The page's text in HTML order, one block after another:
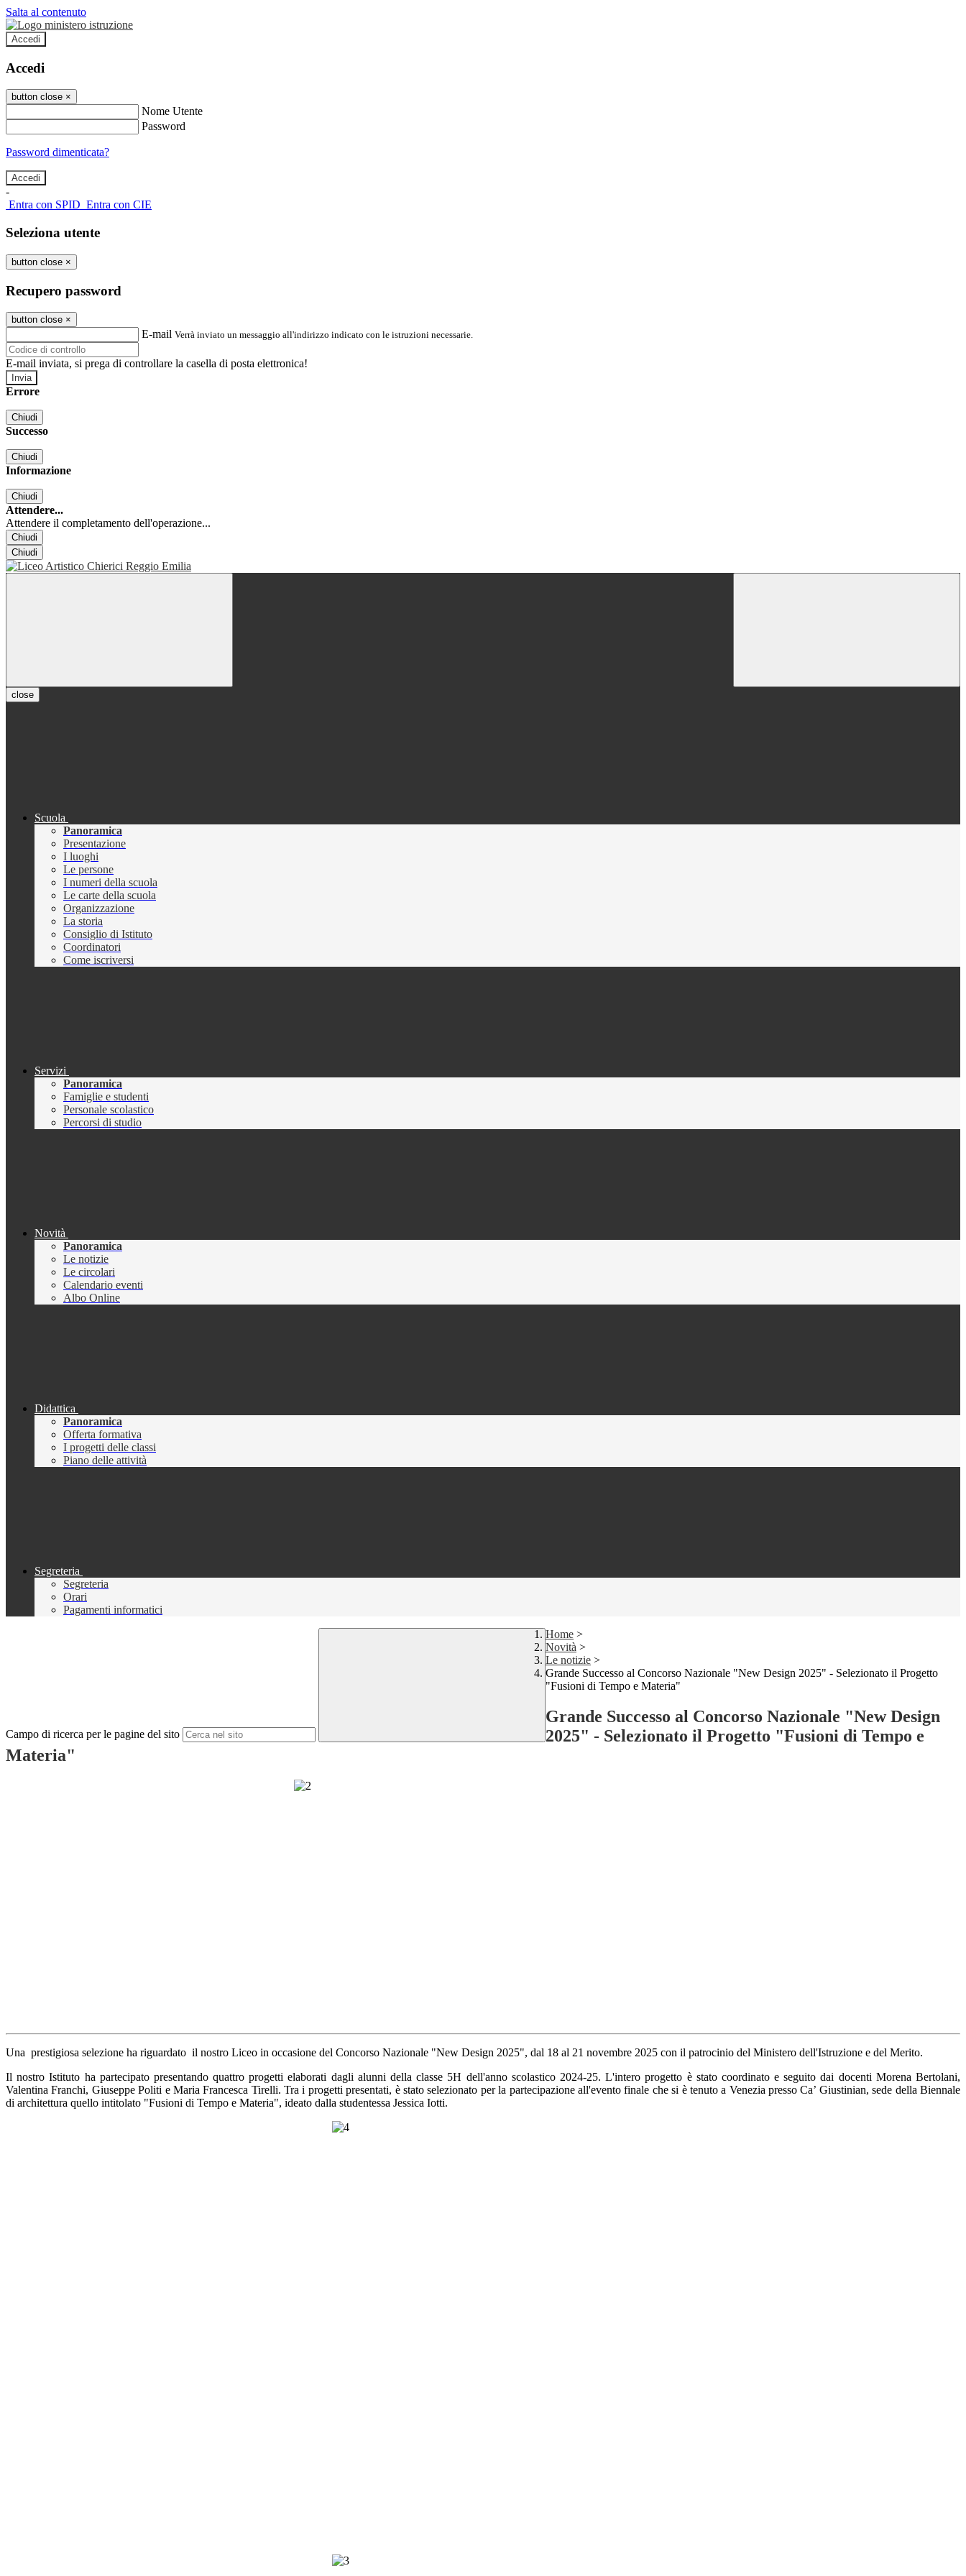
Salta al contenuto
Accedi
Accedi
button close ×
Nome Utente
Password
Password dimenticata?
-
Entra con SPID Entra con CIE
Seleziona utente
button close ×
Recupero password
button close ×
E-mail Verrà inviato un messaggio all'indirizzo indicato con le istruzioni necessarie.
E-mail inviata, si prega di controllare la casella di posta elettronica!
Errore
Chiudi
Successo
Chiudi
Informazione
Chiudi
Attendere...
Attendere il completamento dell'operazione...
Chiudi
Chiudi
close
Scuola
Panoramica
Presentazione
I luoghi
Le persone
I numeri della scuola
Le carte della scuola
Organizzazione
La storia
Consiglio di Istituto
Coordinatori
Come iscriversi
Servizi
Panoramica
Famiglie e studenti
Personale scolastico
Percorsi di studio
Novità
Panoramica
Le notizie
Le circolari
Calendario eventi
Albo Online
Didattica
Panoramica
Offerta formativa
I progetti delle classi
Piano delle attività
Segreteria
Segreteria
Orari
Pagamenti informatici
Campo di ricerca per le pagine del sito
Home >
Novità >
Le notizie >
Grande Successo al Concorso Nazionale "New Design 2025" - Selezionato il Progetto
"Fusioni di Tempo e Materia"
Grande Successo al Concorso Nazionale "New Design
2025" - Selezionato il Progetto "Fusioni di Tempo e
Materia"
Una prestigiosa selezione ha riguardato il nostro Liceo in occasione del Concorso Nazionale "New Design 2025", dal 18 al 21 novembre 2025 con il patrocinio del Ministero dell'Istruzione e del Merito.
Il nostro Istituto ha partecipato presentando quattro progetti elaborati dagli alunni della classe 5H dell'anno scolastico 2024-25. L'intero progetto è stato coordinato e seguito dai docenti Morena Bertolani,
Valentina Franchi, Giuseppe Politi e Maria Francesca Tirelli. Tra i progetti presentati, è stato selezionato per la partecipazione all'evento finale che si è tenuto a Venezia pressoCa’ Giustinian, sede della Biennale
di architettura quello intitolato "Fusioni di Tempo e Materia", ideato dalla studentessa Jessica Iotti.